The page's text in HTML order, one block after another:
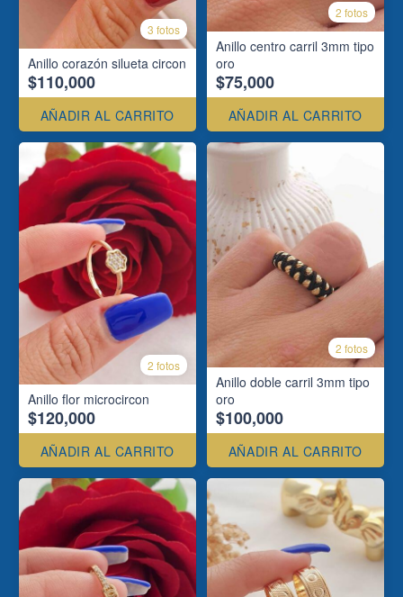
3 fotos
Anillo corazón silueta circon
$110,000
AÑADIR AL CARRITO
2 fotos
Anillo centro carril 3mm tipo
oro
$75,000
AÑADIR AL CARRITO
2 fotos
Anillo flor microcircon
$120,000
AÑADIR AL CARRITO
2 fotos
Anillo doble carril 3mm tipo
oro
$100,000
AÑADIR AL CARRITO